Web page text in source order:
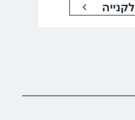
לקנייה